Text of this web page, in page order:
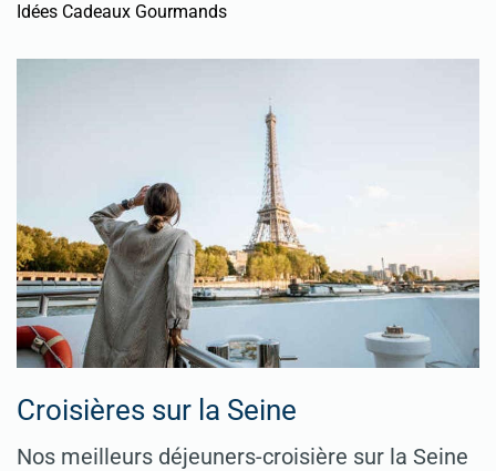
Idées Cadeaux Gourmands
Croisières sur la Seine
Nos meilleurs déjeuners-croisière sur la Seine